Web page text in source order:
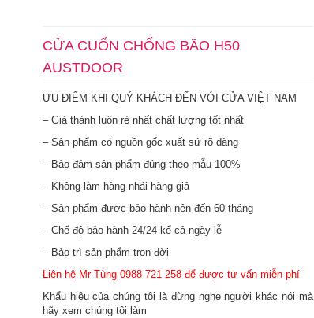
CỬA CUỐN CHỐNG BÃO H50
AUSTDOOR
ƯU ĐIỂM KHI QUÝ KHÁCH ĐẾN VỚI CỬA VIỆT NAM
– Giá thành luôn rẻ nhất chất lượng tốt nhất
– Sản phẩm có nguồn gốc xuất sứ rõ dàng
– Bảo đảm sản phẩm đúng theo mẫu 100%
– Không làm hàng nhái hàng giả
– Sản phẩm được bảo hành nên đến 60 tháng
– Chế độ bảo hành 24/24 kể cả ngày lễ
– Bảo trì sản phẩm trọn đời
Liên hệ Mr Tùng 0988 721 258 để được tư vấn miễn phí
Khẩu hiệu của chúng tôi là đừng nghe người khác nói mà
hãy xem chúng tôi làm